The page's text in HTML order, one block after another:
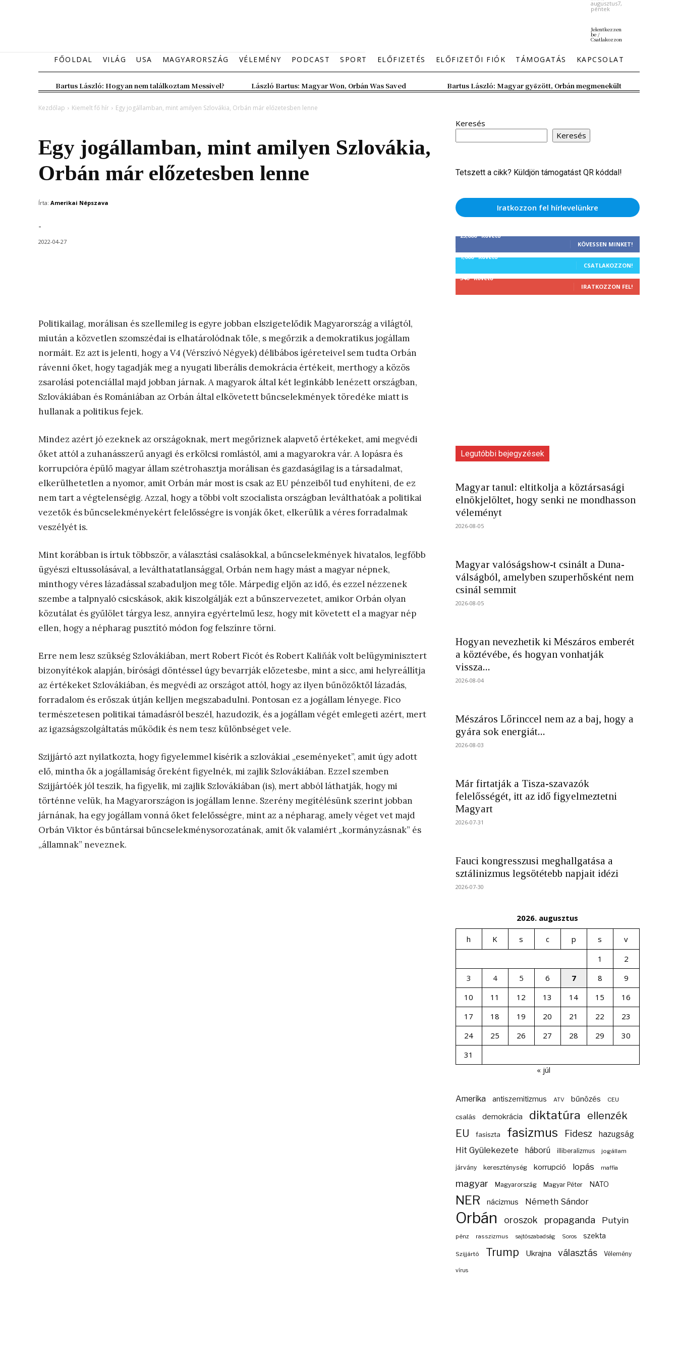
augusztus7,
péntek
Jelentkezzen
be /
Csatlakozzon
FŐOLDAL VILÁG USA MAGYARORSZÁG VÉLEMÉNY PODCAST SPORT ELŐFIZETÉS ELŐFIZETŐI FIÓK TÁMOGATÁS KAPCSOLAT
Bartus László: Hogyan nem találkoztam Messivel? László Bartus: Magyar Won, Orbán Was Saved Bartus László: Magyar győzött, Orbán megmenekült
Kezdőlap Kiemelt fő hír Egy jogállamban, mint amilyen Szlovákia, Orbán már előzetesben lenne
Egy jogállamban, mint amilyen Szlovákia,
Orbán már előzetesben lenne
Írta: Amerikai Népszava
-
2022-04-27
Politikailag, morálisan és szellemileg is egyre jobban elszigetelődik Magyarország a világtól,
miután a közvetlen szomszédai is elhatárolódnak tőle, s megőrzik a demokratikus jogállam
normáit. Ez azt is jelenti, hogy a V4 (Vérszívó Négyek) délibábos ígéreteivel sem tudta Orbán
rávenni őket, hogy tagadják meg a nyugati liberális demokrácia értékeit, merthogy a közös
zsarolási potenciállal majd jobban járnak. A magyarok által két leginkább lenézett országban,
Szlovákiában és Romániában az Orbán által elkövetett bűncselekmények töredéke miatt is
hullanak a politikus fejek.
Mindez azért jó ezeknek az országoknak, mert megőriznek alapvető értékeket, ami megvédi
őket attól a zuhanásszerű anyagi és erkölcsi romlástól, ami a magyarokra vár. A lopásra és
korrupcióra épülő magyar állam szétrohasztja morálisan és gazdaságilag is a társadalmat,
elkerülhetetlen a nyomor, amit Orbán már most is csak az EU pénzeiből tud enyhíteni, de ez
nem tart a végtelenségig. Azzal, hogy a többi volt szocialista országban leválthatóak a politikai
vezetők és bűncselekményekért felelősségre is vonják őket, elkerülik a véres forradalmak
veszélyét is.
Mint korábban is írtuk többször, a választási csalásokkal, a bűncselekmények hivatalos, legfőbb
ügyészi eltussolásával, a leválthatatlansággal, Orbán nem hagy mást a magyar népnek,
minthogy véres lázadással szabaduljon meg tőle. Márpedig eljön az idő, és ezzel nézzenek
szembe a talpnyaló csicskások, akik kiszolgálják ezt a bűnszervezetet, amikor Orbán olyan
közutálat és gyűlölet tárgya lesz, annyira egyértelmű lesz, hogy mit követett el a magyar nép
ellen, hogy a népharag pusztító módon fog felszínre törni.
Erre nem lesz szükség Szlovákiában, mert Robert Ficót és Robert Kaliňák volt belügyminisztert
bizonyítékok alapján, bírósági döntéssel úgy bevarrják előzetesbe, mint a sicc, ami helyreállítja
az értékeket Szlovákiában, és megvédi az országot attól, hogy az ilyen bűnözőktől lázadás,
forradalom és erőszak útján kelljen megszabadulni. Pontosan ez a jogállam lényege. Fico
természetesen politikai támadásról beszél, hazudozik, és a jogállam végét emlegeti azért, mert
az igazságszolgáltatás működik és nem tesz különbséget vele.
Szijjártó azt nyilatkozta, hogy figyelemmel kísérik a szlovákiai „eseményeket”, amit úgy adott
elő, mintha ők a jogállamiság őreként figyelnék, mi zajlik Szlovákiában. Ezzel szemben
Szijjártóék jól teszik, ha figyelik, mi zajlik Szlovákiában (is), mert abból láthatják, hogy mi
történne velük, ha Magyarországon is jogállam lenne. Szerény megítélésünk szerint jobban
járnának, ha egy jogállam vonná őket felelősségre, mint az a népharag, amely véget vet majd
Orbán Viktor és bűntársai bűncselekménysorozatának, amit ők valamiért „kormányzásnak” és
„államnak” neveznek.
Keresés
Keresés
Tetszett a cikk? Küldjön támogatást QR kóddal!
Iratkozzon fel hírlevelünkre
25,000 Követő
KÖVESSEN MINKET!
1,000 Követő
CSATLAKOZZON!
340 Követő
IRATKOZZON FEL!
Legutóbbi bejegyzések
Magyar tanul: eltitkolja a köztársasági
elnökjelöltet, hogy senki ne mondhasson
véleményt
2026-08-05
Magyar valóságshow-t csinált a Duna-
válságból, amelyben szuperhősként nem
csinál semmit
2026-08-05
Hogyan nevezhetik ki Mészáros emberét
a köztévébe, és hogyan vonhatják
vissza...
2026-08-04
Mészáros Lőrinccel nem az a baj, hogy a
gyára sok energiát...
2026-08-03
Már firtatják a Tisza-szavazók
felelősségét, itt az idő figyelmeztetni
Magyart
2026-07-31
Fauci kongresszusi meghallgatása a
sztálinizmus legsötétebb napjait idézi
2026-07-30
2026. augusztus
h K s c p s
v
1
2
3
4 5 6 7 8
9
10
11 12 13 14 15
16
17
18 19 20 21 22
23
24
25 26 27 28 29
30
31
« júl
Amerika antiszemitizmus ATV bűnözés CEU
csalás demokrácia diktatúra ellenzék
EU fasiszta fasizmus Fidesz hazugság
Hit Gyülekezete háború illiberalizmus jogállam
járvány kereszténység korrupció lopás maffia
magyar Magyarország Magyar Péter NATO
NER nácizmus Németh Sándor
Orbán oroszok propaganda Putyin
pénz rasszizmus sajtószabadság Soros szekta
Szijjártó Trump Ukrajna választás Vélemény
vírus